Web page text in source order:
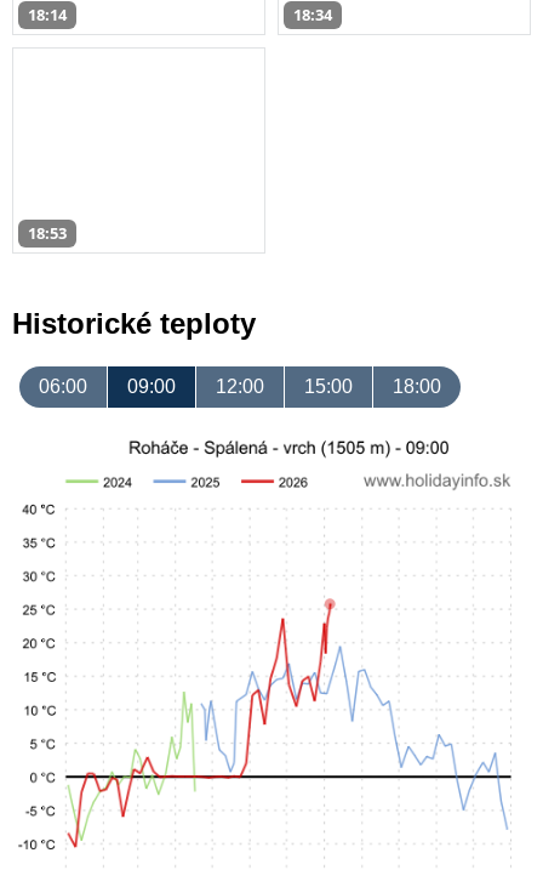
18:14 18:34
18:53
Historické teploty
06:00 09:00 12:00 15:00 18:00